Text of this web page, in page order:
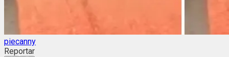
piecanny
Reportar